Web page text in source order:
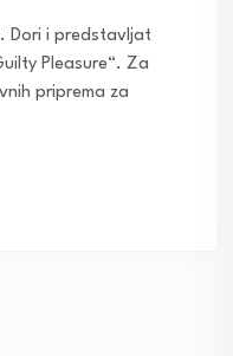
Dori i predstavljat
Pleasure“. Za
priprema za